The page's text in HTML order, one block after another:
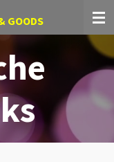
GOODS